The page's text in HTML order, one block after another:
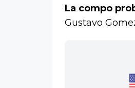
La compo
Gustavo